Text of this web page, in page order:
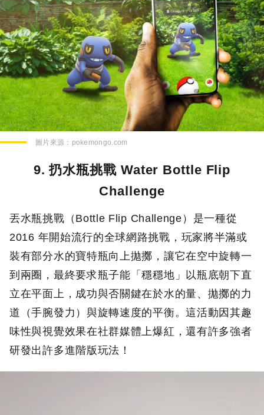
圖片來源： pokemongo.com
9. 扔水瓶挑戰 Water Bottle Flip
Challenge
丟水瓶挑戰（Bottle Flip Challenge）是一種從
2016 年開始流行的全球網路挑戰，玩家將半滿或
裝有部分水的寶特瓶向上拋擲，讓它在空中旋轉一
到兩圈，最終要求瓶子能「穩穩地」以瓶底朝下直
立在平面上，成功與否關鍵在於水的量、拋擲的力
道（手腕發力）與旋轉速度的平衡。這活動因其趣
味性與視覺效果在社群媒體上爆紅，還有許多強者
研發出許多進階版玩法！